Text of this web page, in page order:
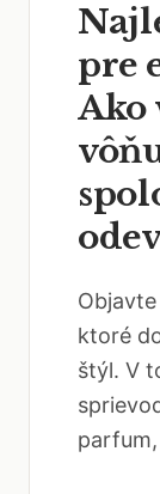
pre
Ako
ktoré
štýl. V